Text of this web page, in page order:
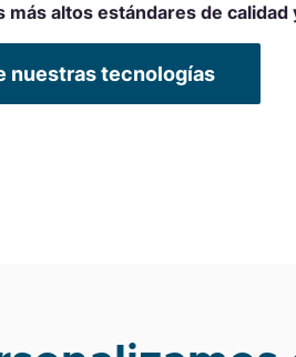
más altos estándares de calidad
nuestras tecnologías